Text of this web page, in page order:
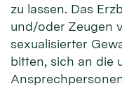
zu lassen. Das
und/oder Zeugen
sexualisierter
bitten, sich an die